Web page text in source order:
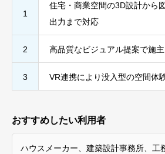
1
住宅・商業空間の3D設計から
出力まで対応
2 高品質なビジュアル提案で施
3 VR連携により没入型の空間体
おすすめしたい利用者
ハウスメーカー、建築設計事務所、工